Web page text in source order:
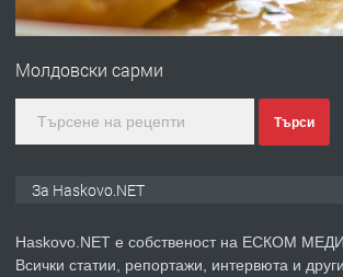
ПРЕДЛАГА
№4120 Магазин/
Молдовски сарми
Търси
За Haskovo.NET
Haskovo.NET е собственост на ЕСКОМ
Всички статии, репортажи, интервюта и други